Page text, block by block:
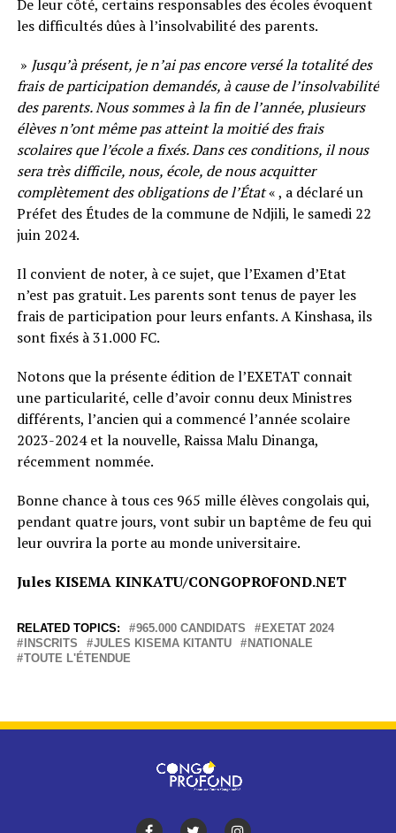
De leur côté, certains responsables des écoles évoquent
les difficultés dûes à l’insolvabilité des parents.
» Jusqu’à présent, je n’ai pas encore versé la totalité des
frais de participation demandés, à cause de l’insolvabilité
des parents. Nous sommes à la fin de l’année, plusieurs
élèves n’ont même pas atteint la moitié des frais
scolaires que l’école a fixés. Dans ces conditions, il nous
sera très difficile, nous, école, de nous acquitter
complètement des obligations de l’État« , a déclaré un
Préfet des Études de la commune de Ndjili, le samedi 22
juin 2024.
Il convient de noter, à ce sujet, que l’Examen d’Etat
n’est pas gratuit. Les parents sont tenus de payer les
frais de participation pour leurs enfants. A Kinshasa, ils
sont fixés à 31.000 FC.
Notons que la présente édition de l’EXETAT connait
une particularité, celle d’avoir connu deux Ministres
différents, l’ancien qui a commencé l’année scolaire
2023-2024 et la nouvelle, Raissa Malu Dinanga,
récemment nommée.
Bonne chance à tous ces 965 mille élèves congolais qui,
pendant quatre jours, vont subir un baptême de feu qui
leur ouvrira la porte au monde universitaire.
Jules KISEMA KINKATU/CONGOPROFOND.NET
RELATED TOPICS: 965.000 CANDIDATS
EXETAT 2024
INSCRITS
JULES KISEMA KITANTU
NATIONALE
TOUTE L'ÉTENDUE